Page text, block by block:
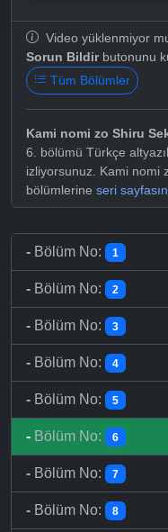
Video yüklenmiyor
Sorun Bildirbutonunu
Tüm Bölümler
Kami nomi zo Shiru
6. bölümü Türkçe
izliyorsunuz. Kami nomi
bölümlerine seri
- Bölüm No: 1
- Bölüm No: 2
- Bölüm No: 3
- Bölüm No: 4
- Bölüm No: 5
- Bölüm No: 6
- Bölüm No: 7
- Bölüm No: 8